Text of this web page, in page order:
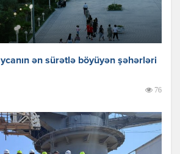
ən sürətlə böyüyən şəhərləri
76